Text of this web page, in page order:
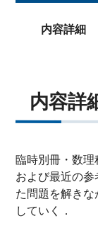
内容詳細
内容詳
臨時別冊・数
および最近の
た問題を解き
していく．